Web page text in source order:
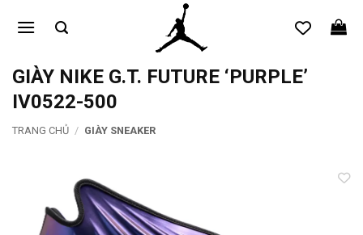
qua
dungGIÀY NIKE G.T. FUTURE ‘PURPLE’
IV0522-500
TRANG CHỦ / GIÀY SNEAKER